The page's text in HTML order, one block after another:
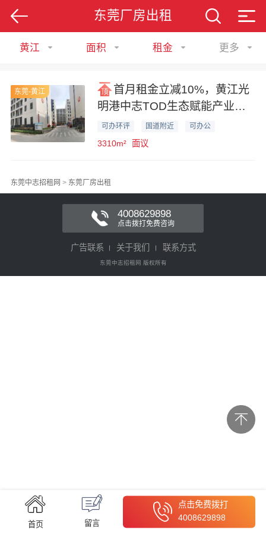
东莞厂房出租
黄江 面积 租金 更多
东莞-黄江
首月租金立减10%，黄江光
明港中志TOD生态赋能产业园
3310平米厂房业主直租
可办环评 国道附近 可办公
3310m² 面议
东莞中志招租网 > 东莞厂房出租
首页 留言
点击免费拨打
4008629898
4008629898
点击拨打免费咨询
广告联系 关于我们 联系方式
东莞中志招租网 版权所有